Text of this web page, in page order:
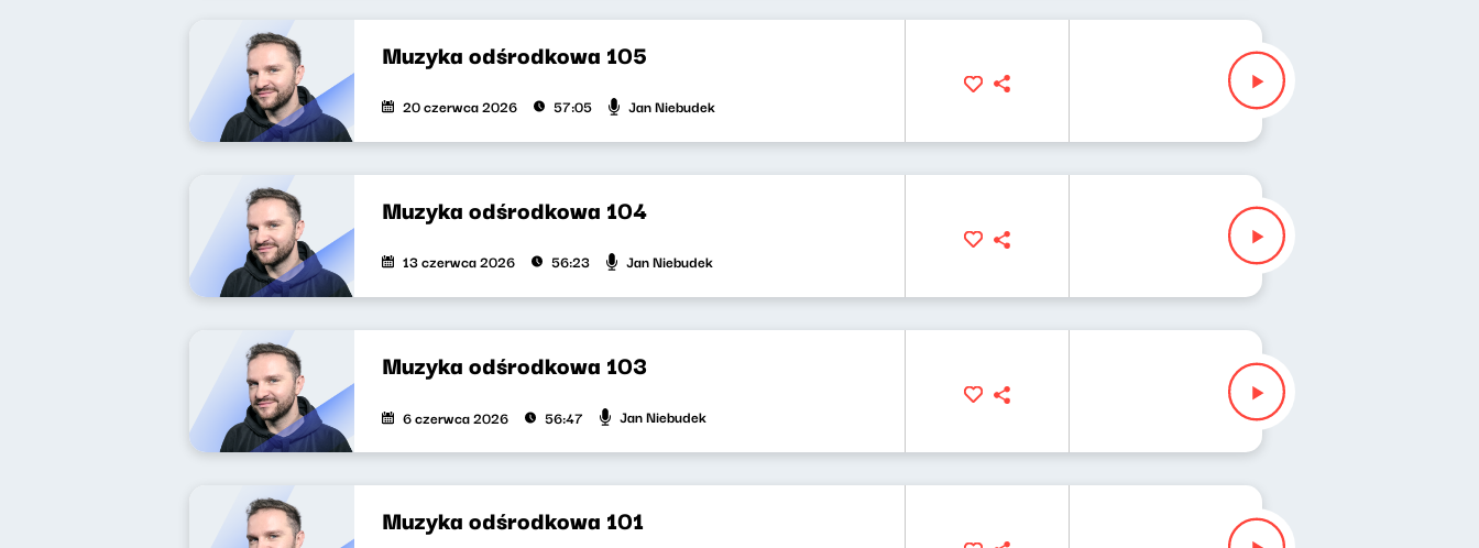
Muzyka odśrodkowa 105
20 czerwca 2026 57:05 Jan Niebudek
Muzyka odśrodkowa 104
13 czerwca 2026 56:23 Jan Niebudek
Muzyka odśrodkowa 103
6 czerwca 2026 56:47 Jan Niebudek
Muzyka odśrodkowa 101